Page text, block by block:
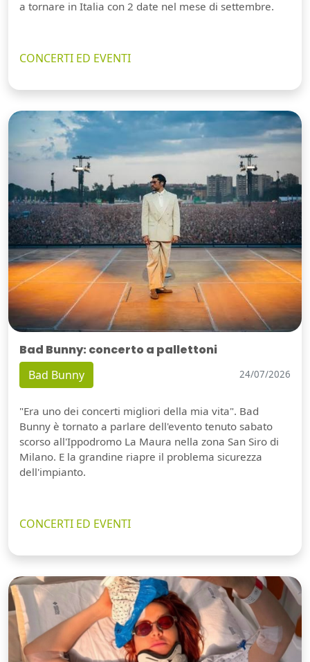
a tornare in Italia con 2 date nel mese di settembre.
CONCERTI ED EVENTI
Bad Bunny: concerto a pallettoni
Bad Bunny 24/07/2026
"Era uno dei concerti migliori della mia vita". Bad
Bunny è tornato a parlare dell'evento tenuto sabato
scorso all'Ippodromo La Maura nella zona San Siro di
Milano. E la grandine riapre il problema sicurezza
dell'impianto.
CONCERTI ED EVENTI